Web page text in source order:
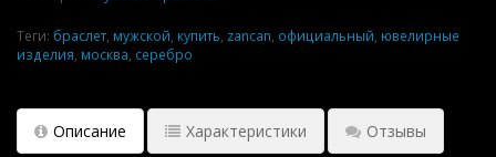
Теги: браслет мужской купить zancan официальный ювелирные
изделия москва серебро
Описание Характеристики Отзывы